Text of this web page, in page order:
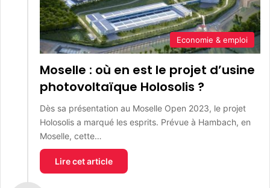
Economie & emploi
Moselle : où en est le projet d’usine
photovoltaïque Holosolis ?
Dès sa présentation au Moselle Open 2023, le projet
Holosolis a marqué les esprits. Prévue à Hambach, en
Moselle, cette…
Lire cet article